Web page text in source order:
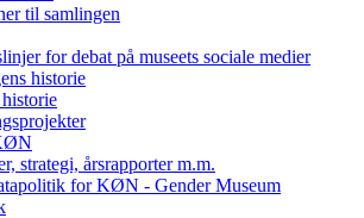
til samlingen
for debat på museets sociale medier
historie
strategi, årsrapporter m.m.
for KØN - Gender Museum